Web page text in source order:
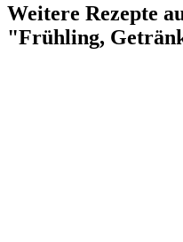
Weitere Rezepte
"Frühling,